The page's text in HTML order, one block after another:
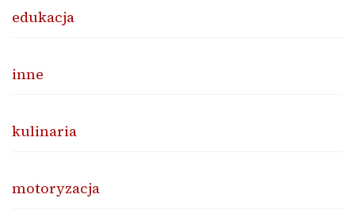
edukacja
inne
kulinaria
motoryzacja